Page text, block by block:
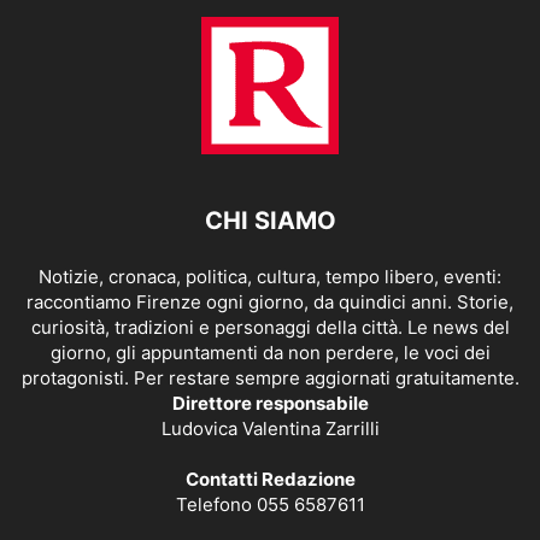
CHI SIAMO
Notizie, cronaca, politica, cultura, tempo libero, eventi:
raccontiamo Firenze ogni giorno, da quindici anni. Storie,
curiosità, tradizioni e personaggi della città. Le news del
giorno, gli appuntamenti da non perdere, le voci dei
protagonisti. Per restare sempre aggiornati gratuitamente.
Direttore responsabile
Ludovica Valentina Zarrilli
Contatti Redazione
Telefono 055 6587611